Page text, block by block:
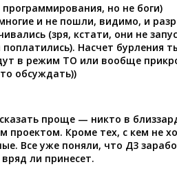
но не боги)
и не пошли, видимо, и
(зря, кстати, они не
поплатились). Насчет бурления
в режим ТО или вообще
обсуждать))
проще — никто в
проектом. Кроме тех, с кем не
Все уже поняли, что Д3
ли принесет.